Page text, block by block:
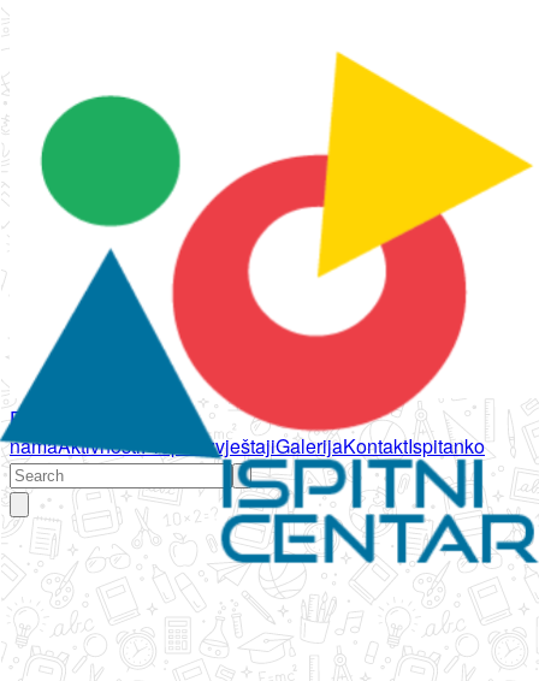
Početna
namaAktivnostiPropisi IzvještajiGalerijaKontaktIspitanko